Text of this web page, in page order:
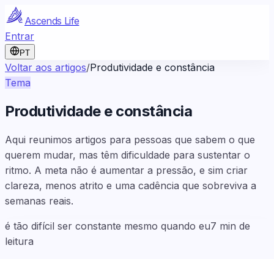
Ascends Life
Entrar
PT
Voltar aos artigos/Produtividade e constância
Tema
Produtividade e constância
Aqui reunimos artigos para pessoas que sabem o que
querem mudar, mas têm dificuldade para sustentar o
ritmo. A meta não é aumentar a pressão, e sim criar
clareza, menos atrito e uma cadência que sobreviva a
semanas reais.
é tão difícil ser constante mesmo quando eu7 min de
leitura